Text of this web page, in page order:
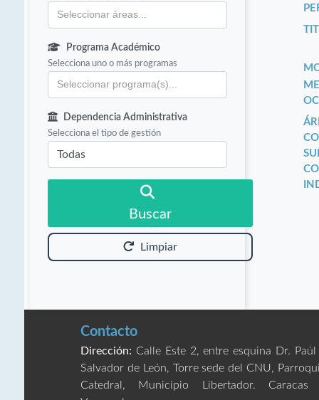
Programa Académico
Selecciona uno o más programas
Dependencia Administrativa
Selecciona el tipo de gestión
Buscar
Limpiar
Contacto
Dirección: Calle Este 2, entre esquina Dr.
Salvador de León, Torre sede del CNU,
Catedral, Municipio Libertador.